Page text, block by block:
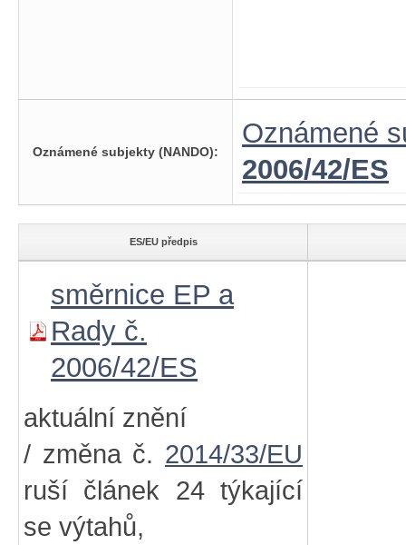
Oznámené subjekty (NANDO):
Oznámené
2006/42/ES
ES/EU předpis
směrnice EP a
Rady č.
2006/42/ES
aktuální znění
/ změna č. 2014/33/EU
ruší článek 24 týkající
se výtahů,